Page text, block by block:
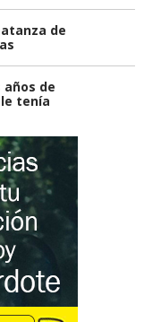
de
años de
tenía